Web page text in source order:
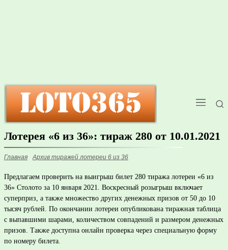
Лотерея «6 из 36»: тираж 280 от 10.01.2021
Главная Архив тиражей лотереи 6 из 36
Предлагаем проверить на выигрыш билет 280 тиража лотереи «6 из
36» Столото за 10 января 2021. Воскресный розыгрыш включает
суперприз, а также множество других денежных призов от 50 до 10
тысяч рублей. По окончании лотереи опубликована тиражная таблица
с выпавшими шарами, количеством совпадений и размером денежных
призов. Также доступна онлайн проверка через специальную форму
по номеру билета.